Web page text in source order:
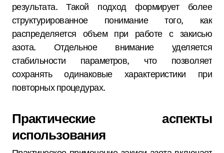
результата. Такой подход формирует более
структурированное понимание того, как
распределяется объем при работе с закисью
азота. Отдельное внимание уделяется
стабильности параметров, что позволяет
сохранять одинаковые характеристики при
повторных процедурах.
Практические аспекты
использования